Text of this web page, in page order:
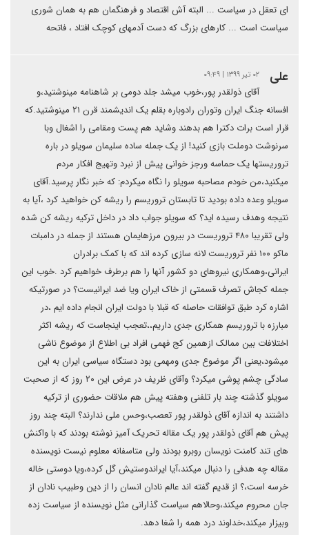
ای تعقل در سیاست ... البته آش اقتصاد و فرهنگمان هم به همان شوری
سیاست است ... کارهای بزرگ که دست آدمهای کوچک افتاد ، فاتحه
علی ۰۲ تیر ۱۳۹۹ | ۰۹:۴۹
آقای ذولقدر پور،خوب میشد جلد دومی بر شاهنامه مینوشتید،و
افسانه جنگ ایران وتوران رادوباره بقلم یک اندیشمند قرن ۲۱ مینوشتید.که
قرار است برات دکترا هم بدهند وشاید هم پست ومقامی را اشغال وبا
سرنوشت دوملت بازی کنید! از یک جمله ساده سلیمان سویلو در باره
تروریستها یک حماسه ورجز خوانی پیش از نبرد وتهیج افکار مردم
میکنید،من خودم مصاحبه سویلو را نگاه میکردم: که خبر نگار پرسید.آقای
سویلو وعده داده بودید تا تابستان تروریسم را ریشه کن خواهید کرد ،آیا به
نتیجه وهدف رسیده اید؟ که سویلو جواب داد در داخل ترکیه ریشه کن شده
ولی تقریبا ۴۸۰ تروریست در بیرون مرزهایمان هستند از جمله در دامبات
ماکو ۱۰۰ نفر تروریست لانه سازی کرده اند که با کمک برادران
ایرانی،وهمکاری نیروهای دو کشور آنها را هم برطرف خواهیم کرد .خوب این
جمله کجاش تصرف قسمتی از خاک ایران ویا ضد ایرانیست؟ در صورتیکه
اشاره کرد طبق توافقات حاصله که قبلا با دولت ایران انجام داده ایم ،در
مبارزه با تروریسم همکاری جدی داریم،،تعجب اینجاست که ریشه اکثر
اختلافات بین ممالک ازهمین کج فهمی افراد بی اطلاع از موضوع ناشی
میشود،یعنی اگر موضوع جدی ومهمی بود دستگاه سیاسی ایران به این
سادگی چشم پوشی میکرد؟ وآقای ظریف در عرض این ۲۰ روز که از صحبت
سویلو گذشته چند بار تلفنی وهفته پیش هم ملاقات حضوری از ترکیه
داشتند به اندازه آقای ذولقدر پور تعصب،وحس ملی ندارند؟ البته چند روز
پیش هم آقای ذولقدر پور یک مقاله تحریک آمیز نوشته بودند که با واکنش
های تند کامنت نویسان روبرو بودند ولی متاسفانه معلوم نیست نویسنده
مقاله چه هدفی را دنبال میکند،آیا ایراندوستیش گل کرده،ویا دوستی خاله
خرسه است،؟ از قدیم گفته اند عالم نادان انسان را از دین وطبیب نادان از
جان محروم میکند،وحالاهم سیاست گذارانی مثل نویسنده از سیاست زده
وبیزار میکند،خداوند درد همه را شغا دهد.